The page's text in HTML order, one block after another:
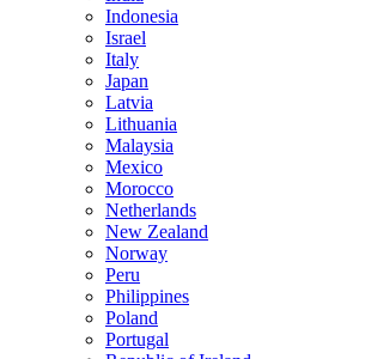
Indonesia
Israel
Italy
Japan
Latvia
Lithuania
Malaysia
Mexico
Morocco
Netherlands
New Zealand
Norway
Peru
Philippines
Poland
Portugal